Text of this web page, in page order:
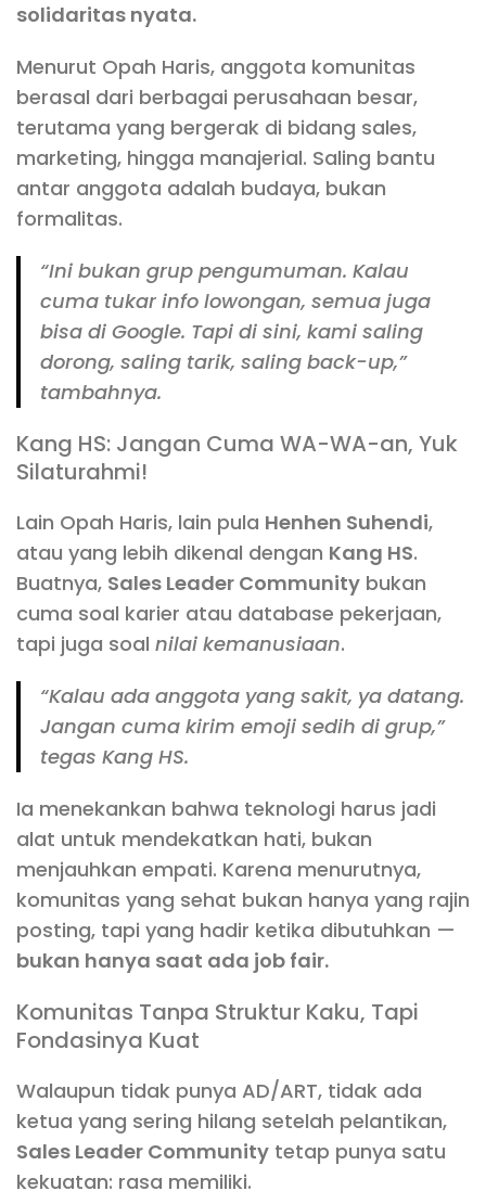
solidaritas nyata.
Menurut Opah Haris, anggota komunitas
berasal dari berbagai perusahaan besar,
terutama yang bergerak di bidang sales,
marketing, hingga manajerial. Saling bantu
antar anggota adalah budaya, bukan
formalitas.
“Ini bukan grup pengumuman. Kalau
cuma tukar info lowongan, semua juga
bisa di Google. Tapi di sini, kami saling
dorong, saling tarik, saling back-up,”
tambahnya.
Kang HS: Jangan Cuma WA-WA-an, Yuk
Silaturahmi!
Lain Opah Haris, lain pula Henhen Suhendi,
atau yang lebih dikenal dengan Kang HS.
Buatnya, Sales Leader Community bukan
cuma soal karier atau database pekerjaan,
tapi juga soal nilai kemanusiaan.
“Kalau ada anggota yang sakit, ya datang.
Jangan cuma kirim emoji sedih di grup,”
tegas Kang HS.
Ia menekankan bahwa teknologi harus jadi
alat untuk mendekatkan hati, bukan
menjauhkan empati. Karena menurutnya,
komunitas yang sehat bukan hanya yang rajin
posting, tapi yang hadir ketika dibutuhkan —
bukan hanya saat ada job fair.
Komunitas Tanpa Struktur Kaku, Tapi
Fondasinya Kuat
Walaupun tidak punya AD/ART, tidak ada
ketua yang sering hilang setelah pelantikan,
Sales Leader Community tetap punya satu
kekuatan: rasa memiliki.